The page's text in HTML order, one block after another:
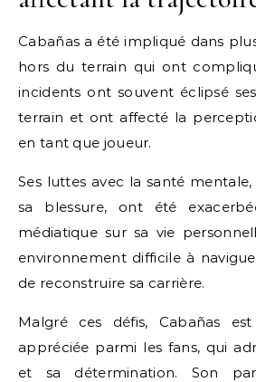
Cabañas a été impliqué dans
hors du terrain qui ont
incidents ont souvent éclipsé
terrain et ont affecté la
en tant que joueur.
Ses luttes avec la santé
sa blessure, ont été
médiatique sur sa vie
environnement difficile à
de reconstruire sa carrière.
Malgré ces défis, Cabañas
appréciée parmi les fans, qui
et sa détermination. Son